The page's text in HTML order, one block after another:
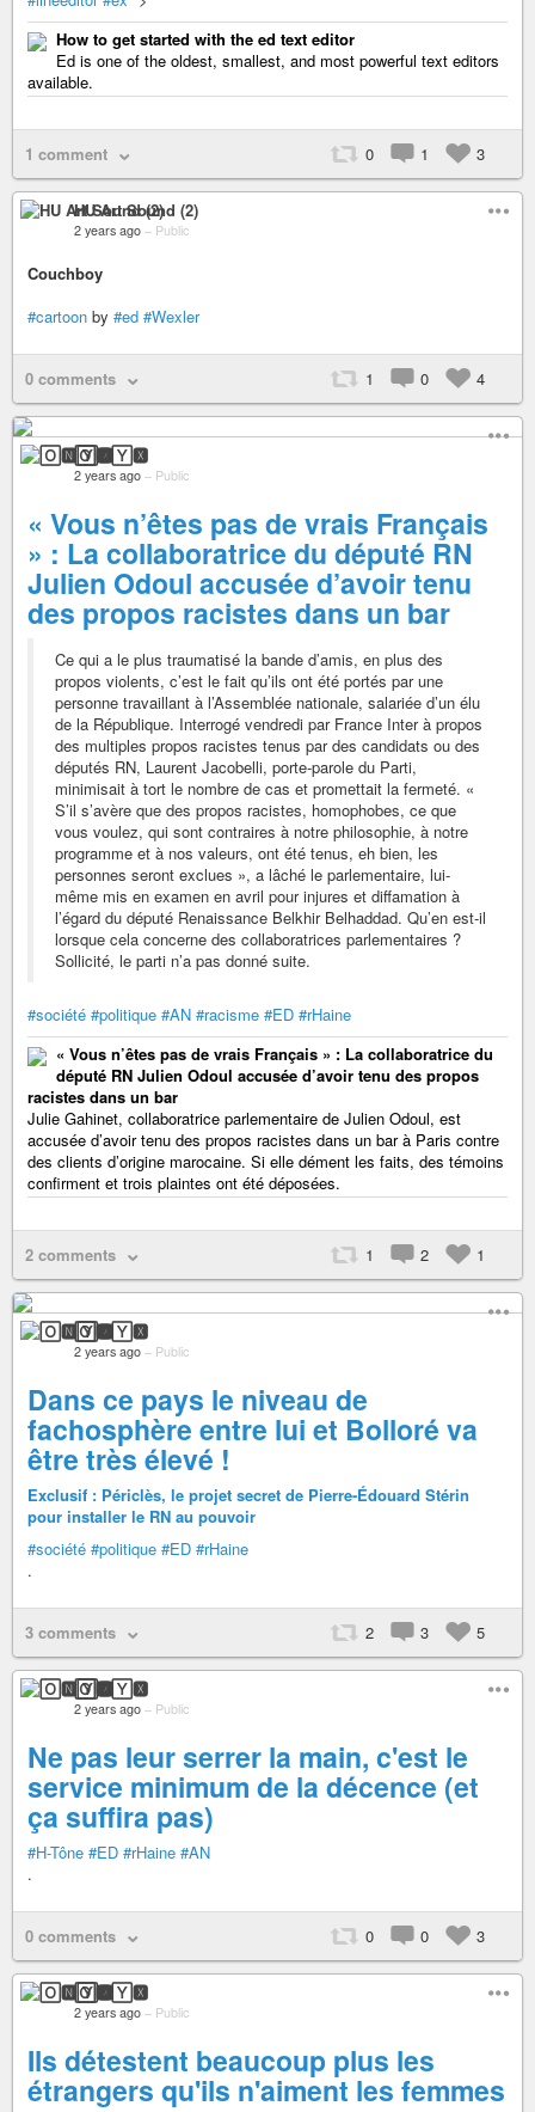
How to get started with the ed text editor
Ed is one of the oldest, smallest, and most powerful text editors
available.
1 comment 0 1 3
HU Art Sound (2)
2 years ago – Public
Couchboy
#cartoon by #ed #Wexler
0 comments 1 0 4
🄾🅽🅈🆇
2 years ago – Public
« Vous n’êtes pas de vrais Français
» : La collaboratrice du député RN
Julien Odoul accusée d’avoir tenu
des propos racistes dans un bar
Ce qui a le plus traumatisé la bande d’amis, en plus des
propos violents, c’est le fait qu’ils ont été portés par une
personne travaillant à l’Assemblée nationale, salariée d’un élu
de la République. Interrogé vendredi par France Inter à propos
des multiples propos racistes tenus par des candidats ou des
députés RN, Laurent Jacobelli, porte-parole du Parti,
minimisait à tort le nombre de cas et promettait la fermeté. «
S’il s’avère que des propos racistes, homophobes, ce que
vous voulez, qui sont contraires à notre philosophie, à notre
programme et à nos valeurs, ont été tenus, eh bien, les
personnes seront exclues », a lâché le parlementaire, lui-
même mis en examen en avril pour injures et diffamation à
l’égard du député Renaissance Belkhir Belhaddad. Qu’en est-il
lorsque cela concerne des collaboratrices parlementaires ?
Sollicité, le parti n’a pas donné suite.
#société #politique #AN #racisme #ED #rHaine
« Vous n’êtes pas de vrais Français » : La collaboratrice du
député RN Julien Odoul accusée d’avoir tenu des propos
racistes dans un bar
Julie Gahinet, collaboratrice parlementaire de Julien Odoul, est
accusée d’avoir tenu des propos racistes dans un bar à Paris contre
des clients d’origine marocaine. Si elle dément les faits, des témoins
confirment et trois plaintes ont été déposées.
2 comments 1 2 1
🄾🅽🅈🆇
2 years ago – Public
Dans ce pays le niveau de
fachosphère entre lui et Bolloré va
être très élevé !
Exclusif : Périclès, le projet secret de Pierre-Édouard Stérin
pour installer le RN au pouvoir
#société #politique #ED #rHaine
.
3 comments 2 3 5
🄾🅽🅈🆇
2 years ago – Public
Ne pas leur serrer la main, c'est le
service minimum de la décence (et
ça suffira pas)
#H-Tône #ED #rHaine #AN
.
0 comments 0 0 3
🄾🅽🅈🆇
2 years ago – Public
Ils détestent beaucoup plus les
étrangers qu'ils n'aiment les femmes